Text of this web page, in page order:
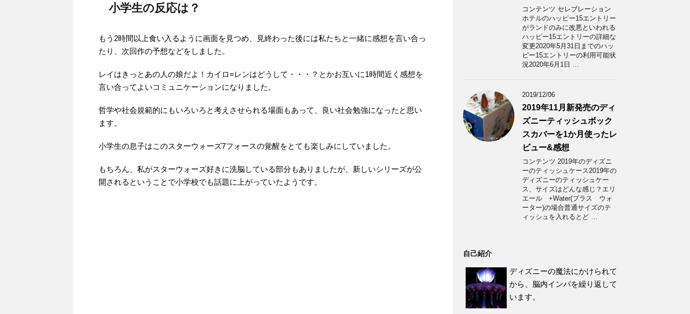
小学生の反応は？
もう2時間以上食い入るように画面を見つめ、見終わった後には私たちと一緒に感想を言い合っ
たり、次回作の予想などをしました。
レイはきっとあの人の娘だよ！カイロ=レンはどうして・・・？とかお互いに1時間近く感想を
言い合ってよいコミュニケーションになりました。
哲学や社会規範的にもいろいろと考えさせられる場面もあって、良い社会勉強になったと思い
ます。
小学生の息子はこのスターウォーズ7フォースの覚醒をとても楽しみにしていました。
もちろん、私がスターウォーズ好きに洗脳している部分もありましたが、新しいシリーズが公
開されるということで小学校でも話題に上がっていたようです。
コンテンツ セレブレーション
ホテルのハッピー15エントリー
がランドのみに改悪といわれる
ハッピー15エントリーの詳細な
変更2020年5月31日までのハッ
ピー15エントリーの利用可能状
況2020年6月1日 …
2019/12/06
2019年11月新発売のディ
ズニーティッシュボック
スカバーを1か月使ったレ
ビュー&感想
コンテンツ 2019年のディズニ
ーのティッシュケース2019年の
ディズニーのティッシュケー
ス、サイズはどんな感じ？エリ
エール +Water(プラス ウォ
ーター)の場合普通サイズのテ
ィッシュを入れるとど …
自己紹介
ディズニーの魔法にかけられて
から、脳内インパを繰り返して
います。